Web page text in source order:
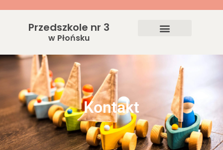
Przedszkole nr 3
w Płońsku
Kontakt